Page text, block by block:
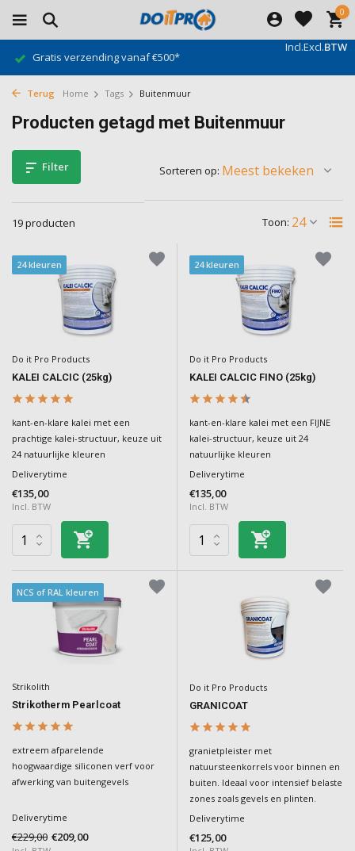
0
Incl.Excl.BTW
Gratis verzending vanaf €500*
Terug Home Tags Buitenmuur
Producten getagd met Buitenmuur
Filter
19 producten Toon:
Sorteren op:
24 kleuren
Do it Pro Products
KALEI CALCIC (25kg)
kant-en-klare kalei met een
prachtige kalei-structuur, keuze uit
24 natuurlijke kleuren
Deliverytime
€135,00
Incl. BTW
24 kleuren
Do it Pro Products
KALEI CALCIC FINO (25kg)
kant-en-klare kalei met een FIJNE
kalei-structuur, keuze uit 24
natuurlijke kleuren
Deliverytime
€135,00
Incl. BTW
NCS of RAL kleuren
Strikolith
Strikotherm Pearlcoat
extreem afparelende
hoogwaardige siliconen verf voor
afwerking van buitengevels
Deliverytime
€229,00 €209,00
Do it Pro Products
GRANICOAT
granietpleister met
natuursteenkorrels voor binnen en
buiten. Ideaal voor intensief belaste
zones zoals gevels en plinten.
Deliverytime
€125,00